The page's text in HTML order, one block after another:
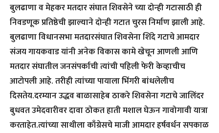
बुलढाणा व मेहकर मतदार संघात शिवसेने च्या दोन्ही गटासाठी ही
निवडणूक प्रतिष्ठेची झाल्याने दोन्ही गटात चुरस निर्माण झाली आहे.
बुलढाणा विधानसभा मतदारसंघात शिवसेना शिंदे गटाचे आमदार
संजय गायकवाड यांनी अनेक विकास कामे खेचून आणली आणि
मतदार संघातील जनसंपर्काची त्यांची पहिली फेरी केव्हाचीच
आटोपली आहे. तरीही त्यांच्या पायाला भिंगरी बांधलेलीच
दिसतेय.दरम्यान उद्धव बाळासाहेब ठाकरे शिवसेना गटाचे जालिंदर
बुधवत उमेदवारीवर दावा ठोकत हाती मशाल घेऊन गावोगावी यात्रा
करताहेत.त्यांच्या साथीला काँग्रेसचे माजी आमदार हर्षवर्धन सपकाळ